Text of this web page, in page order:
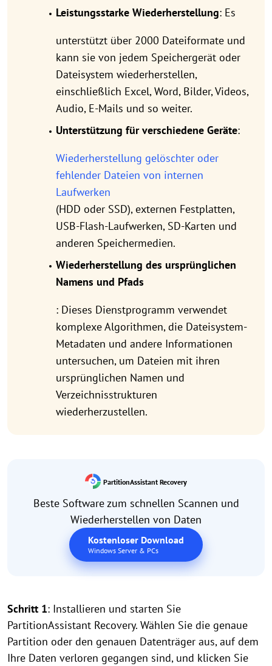
Leistungsstarke Wiederherstellung: Es
unterstützt über 2000 Dateiformate und
kann sie von jedem Speichergerät oder
Dateisystem wiederherstellen,
einschließlich Excel, Word, Bilder, Videos,
Audio, E-Mails und so weiter.
Unterstützung für verschiedene Geräte:
Wiederherstellung gelöschter oder
fehlender Dateien von internen
Laufwerken
(HDD oder SSD), externen Festplatten,
USB-Flash-Laufwerken, SD-Karten und
anderen Speichermedien.
Wiederherstellung des ursprünglichen
Namens und Pfads
: Dieses Dienstprogramm verwendet
komplexe Algorithmen, die Dateisystem-
Metadaten und andere Informationen
untersuchen, um Dateien mit ihren
ursprünglichen Namen und
Verzeichnisstrukturen
wiederherzustellen.
PartitionAssistant Recovery
Beste Software zum schnellen Scannen und
Wiederherstellen von Daten
Kostenloser Download
Windows Server & PCs
Schritt 1: Installieren und starten Sie
PartitionAssistant Recovery. Wählen Sie die genaue
Partition oder den genauen Datenträger aus, auf dem
Ihre Daten verloren gegangen sind, und klicken Sie